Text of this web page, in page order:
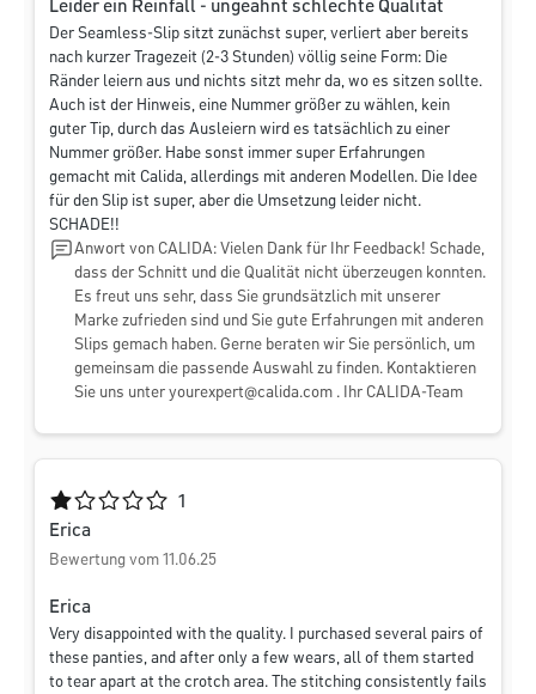
Leider ein Reinfall - ungeahnt schlechte Qualität
Der Seamless-Slip sitzt zunächst super, verliert aber bereits
nach kurzer Tragezeit (2-3 Stunden) völlig seine Form: Die
Ränder leiern aus und nichts sitzt mehr da, wo es sitzen sollte.
Auch ist der Hinweis, eine Nummer größer zu wählen, kein
guter Tip, durch das Ausleiern wird es tatsächlich zu einer
Nummer größer. Habe sonst immer super Erfahrungen
gemacht mit Calida, allerdings mit anderen Modellen. Die Idee
für den Slip ist super, aber die Umsetzung leider nicht.
SCHADE!!
Anwort von CALIDA: Vielen Dank für Ihr Feedback! Schade,
dass der Schnitt und die Qualität nicht überzeugen konnten.
Es freut uns sehr, dass Sie grundsätzlich mit unserer
Marke zufrieden sind und Sie gute Erfahrungen mit anderen
Slips gemach haben. Gerne beraten wir Sie persönlich, um
gemeinsam die passende Auswahl zu finden. Kontaktieren
Sie uns unter yourexpert@calida.com . Ihr CALIDA-Team
Durchschnittliche Bewertung von 1 von 5 Sternen
1
Erica
Bewertung vom 11.06.25
Erica
Very disappointed with the quality. I purchased several pairs of
these panties, and after only a few wears, all of them started
to tear apart at the crotch area. The stitching consistently fails